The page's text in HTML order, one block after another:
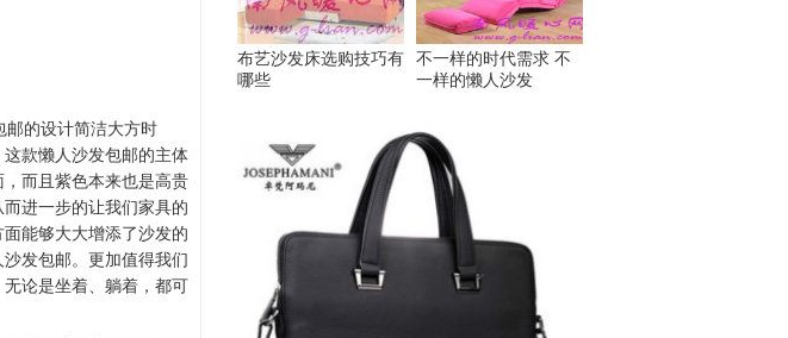
邮的设计简洁大方时
款懒人沙发包邮的主体
而且紫色本来也是高贵
进一步的让我们家具的
能够大大增添了沙发的
发包邮。更加值得我们
论是坐着、躺着，都可
布艺沙发床选购技巧有
哪些
不一样的时代需求 不
一样的懒人沙发